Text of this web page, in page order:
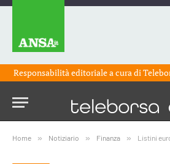
Responsabilità editoriale a cura di
Home » Notiziario » Finanza » Listini europei